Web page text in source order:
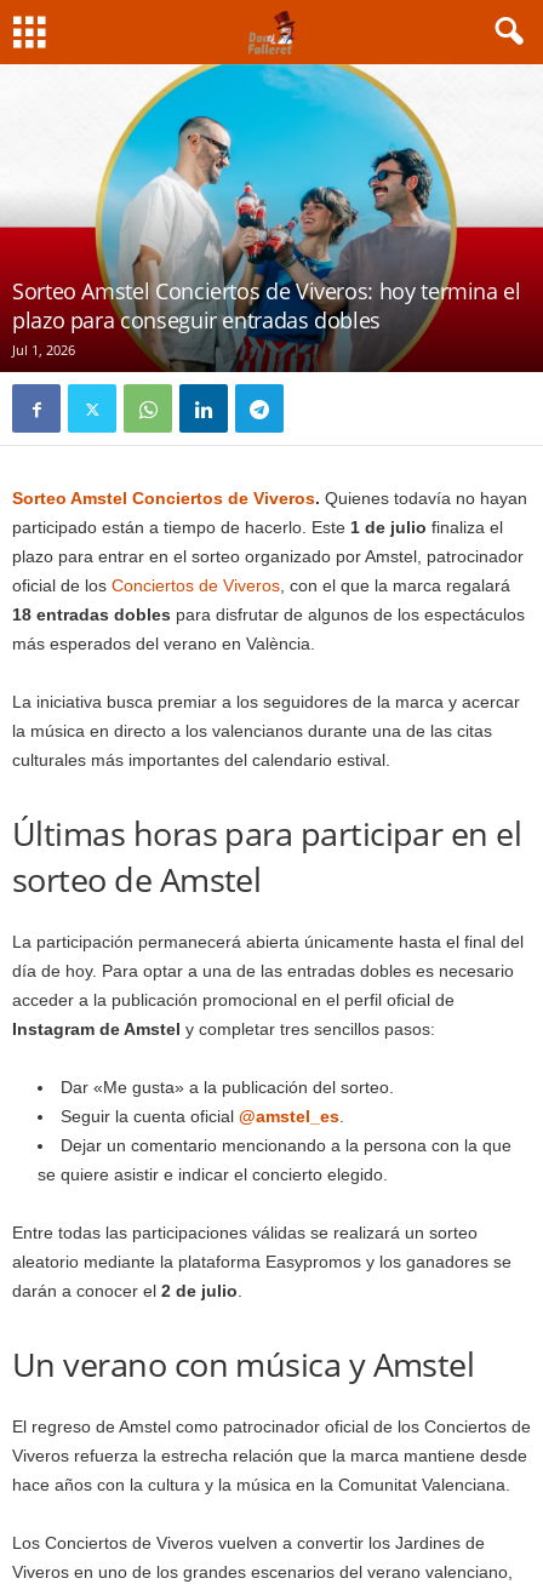
Sorteo Amstel Conciertos de Viveros: hoy termina el
plazo para conseguir entradas dobles
Jul 1, 2026
Sorteo Amstel Conciertos de Viveros. Quienes todavía no hayan
participado están a tiempo de hacerlo. Este 1 de julio finaliza el
plazo para entrar en el sorteo organizado por Amstel, patrocinador
oficial de los Conciertos de Viveros, con el que la marca regalará
18 entradas dobles para disfrutar de algunos de los espectáculos
más esperados del verano en València.
La iniciativa busca premiar a los seguidores de la marca y acercar
la música en directo a los valencianos durante una de las citas
culturales más importantes del calendario estival.
Últimas horas para participar en el
sorteo de Amstel
La participación permanecerá abierta únicamente hasta el final del
día de hoy. Para optar a una de las entradas dobles es necesario
acceder a la publicación promocional en el perfil oficial de
Instagram de Amstel y completar tres sencillos pasos:
Dar «Me gusta» a la publicación del sorteo.
Seguir la cuenta oficial @amstel_es.
Dejar un comentario mencionando a la persona con la que
se quiere asistir e indicar el concierto elegido.
Entre todas las participaciones válidas se realizará un sorteo
aleatorio mediante la plataforma Easypromos y los ganadores se
darán a conocer el 2 de julio.
Un verano con música y Amstel
El regreso de Amstel como patrocinador oficial de los Conciertos de
Viveros refuerza la estrecha relación que la marca mantiene desde
hace años con la cultura y la música en la Comunitat Valenciana.
Los Conciertos de Viveros vuelven a convertir los Jardines de
Viveros en uno de los grandes escenarios del verano valenciano,